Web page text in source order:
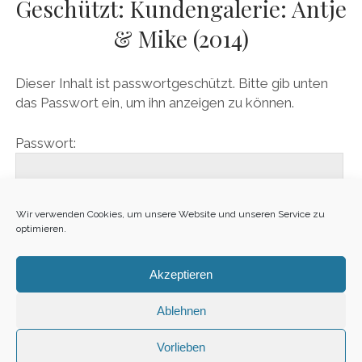
Wir verwenden Cookies, um unsere Website und unseren Service zu
optimieren.
Akzeptieren
Ablehnen
Vorlieben
Geschützt: Kundengalerie: Antje
& Mike (2014)
Dieser Inhalt ist passwortgeschützt. Bitte gib unten
das Passwort ein, um ihn anzeigen zu können.
Passwort:
Impressum·Datenschutz